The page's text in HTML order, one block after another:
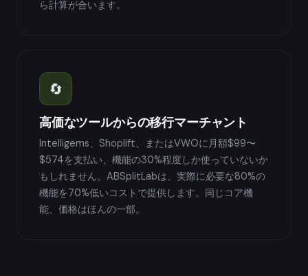
ら計算が合います。
🔄
高価なツールからの移行マーチャント
Intelligems、Shoplift、またはVWOに月額$99〜
$574を支払い、機能の30%程度しか使っていないか
もしれません。ABSplitLabは、実際に必要な80%の
機能を70%低いコストで提供します。同じコア機
能、価格はほんの一部。